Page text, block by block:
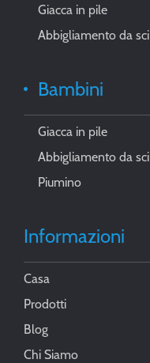
Giacca in pile
Abbigliamento da sci
Bambini
Giacca in pile
Abbigliamento da sci
Piumino
Informazioni
Casa
Prodotti
Blog
Chi Siamo